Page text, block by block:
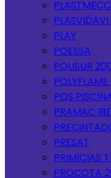
PLAY
POESSA
POLISUR
POLYFLAME
PQS
PRAMAC
PRESAT
PRIMICIAS
PROCOTA